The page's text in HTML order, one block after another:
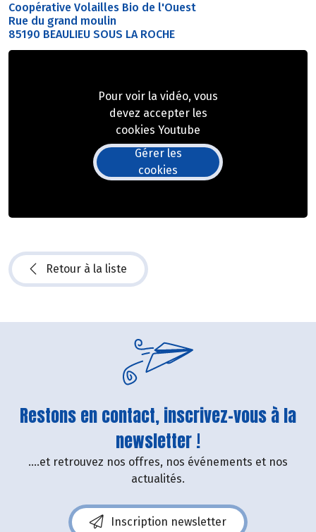
Coopérative Volailles Bio de l'Ouest
Rue du grand moulin
85190 BEAULIEU SOUS LA ROCHE
Pour voir la vidéo, vous
devez accepter les
cookies Youtube
Gérer les
cookies
Retour à la liste
Restons en contact, inscrivez-vous à la
newsletter !
....et retrouvez nos offres, nos événements et nos
actualités.
Inscription newsletter